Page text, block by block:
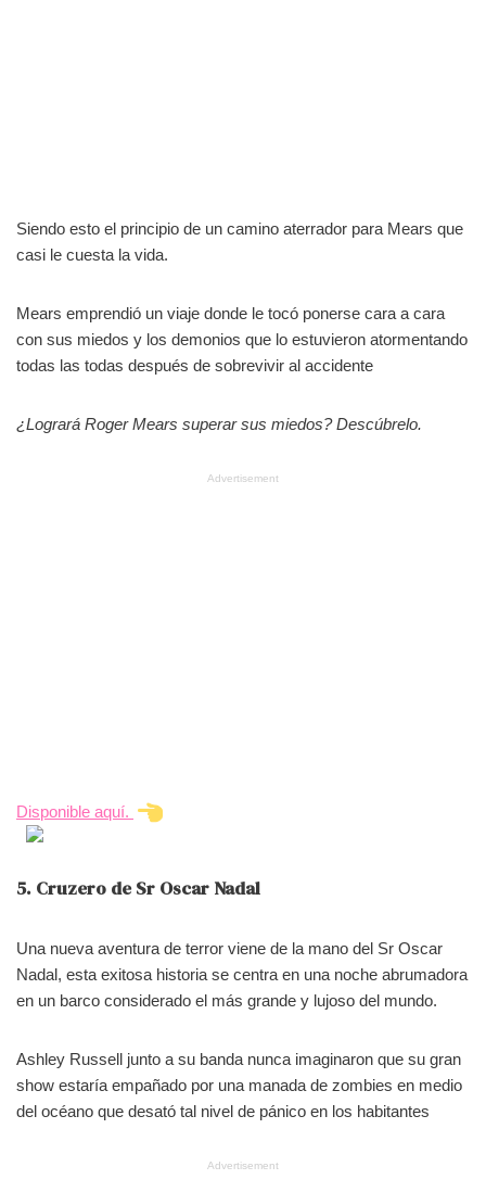
Siendo esto el principio de un camino aterrador para Mears que
casi le cuesta la vida.
Mears emprendió un viaje donde le tocó ponerse cara a cara
con sus miedos y los demonios que lo estuvieron atormentando
todas las todas después de sobrevivir al accidente
¿Logrará Roger Mears superar sus miedos? Descúbrelo.
Advertisement
Disponible aquí.
5. Cruzero de Sr Oscar Nadal
Una nueva aventura de terror viene de la mano del Sr Oscar
Nadal, esta exitosa historia se centra en una noche abrumadora
en un barco considerado el más grande y lujoso del mundo.
Ashley Russell junto a su banda nunca imaginaron que su gran
show estaría empañado por una manada de zombies en medio
del océano que desató tal nivel de pánico en los habitantes
Advertisement